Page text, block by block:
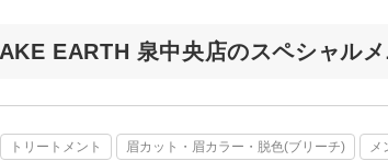
EARTH 泉中央店のスペシャル
トリートメント 眉カット・眉カラー・脱色(ブリーチ) メ